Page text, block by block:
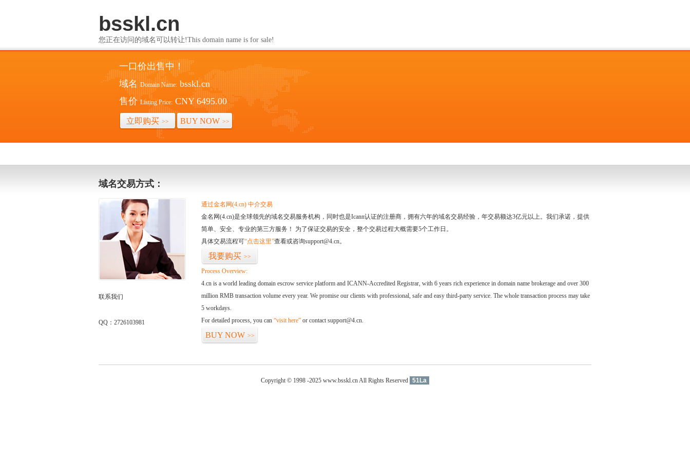
bsskl.cn
您正在访问的域名可以转让!This domain name is for sale!
一口价出售中！
域名 Domain Name: bsskl.cn
售价 Listing Price: CNY 6495.00
立即购买 >> BUY NOW >>
域名交易方式：
联系我们
QQ：2726103981
通过金名网(4.cn) 中介交易
金名网(4.cn)是全球领先的域名交易服务机构，同时也是Icann认证的注册商，拥有六年的域名交易经验，年交易额达3亿元以上。我们承诺，提供
简单、安全、专业的第三方服务！ 为了保证交易的安全，整个交易过程大概需要5个工作日。
具体交易流程可“点击这里”查看或咨询support@4.cn。
我要购买 >>
Process Overview:
4.cn is a world leading domain escrow service platform and ICANN-Accredited Registrar, with 6 years rich experience in domain name brokerage and over 300
million RMB transaction volume every year. We promise our clients with professional, safe and easy third-party service. The whole transaction process may take
5 workdays.
For detailed process, you can “visit here” or contact support@4.cn.
BUY NOW >>
Copyright © 1998 -2025 www.bsskl.cn All Rights Reserved 51La